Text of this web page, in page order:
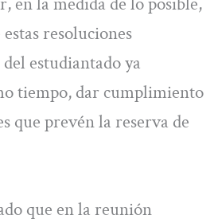
resoluciones
estudiantado ya
tiempo, dar cumplimiento
que prevén la reserva de
que en la reunión